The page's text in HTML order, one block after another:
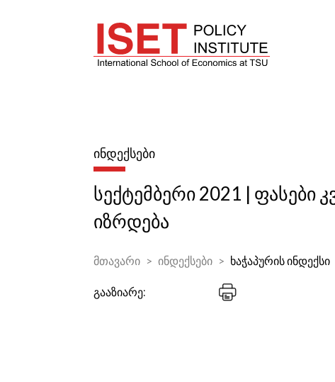
ᲘᲜᲓᲔᲥᲡᲔᲑᲘ
სექტემბერი 2021 | ფასები
იზრდება
მთავარი ინდექსები ხაჭაპურის ინდექსი
გააზიარე: